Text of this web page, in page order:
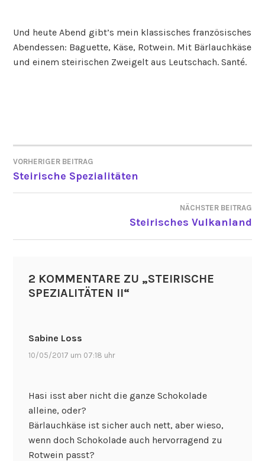
Und heute Abend gibt’s mein klassisches französisches
Abendessen: Baguette, Käse, Rotwein. Mit Bärlauchkäse
und einem steirischen Zweigelt aus Leutschach. Santé.
BEITRAGSNAVIGATION
VORHERIGER BEITRAG
Steirische Spezialitäten
NÄCHSTER BEITRAG
Steirisches Vulkanland
2 KOMMENTARE ZU „STEIRISCHE
SPEZIALITÄTEN II“
Sabine Loss
10/05/2017 um 07:18 uhr
Hasi isst aber nicht die ganze Schokolade
alleine, oder?
Bärlauchkäse ist sicher auch nett, aber wieso,
wenn doch Schokolade auch hervorragend zu
Rotwein passt?